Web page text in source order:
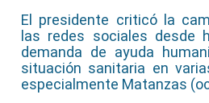
El presidente criticó la
las redes sociales desde
demanda de ayuda
situación sanitaria en
especialmente Matanzas